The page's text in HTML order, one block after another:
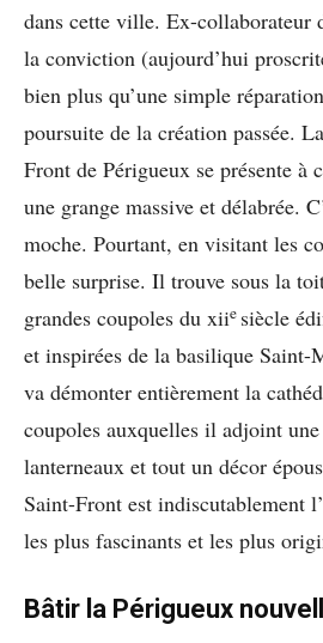
dans cette ville. Ex-
la conviction (aujourd’hui
bien plus qu’une simple
poursuite de la création passée.
Front de Périgueux se présente à
une grange massive et délabrée.
moche. Pourtant, en visitant les
belle surprise. Il trouve sous la
grandes coupoles du xiie siècle
et inspirées de la basilique Saint-
va démonter entièrement la
coupoles auxquelles il adjoint
lanterneaux et tout un décor
Saint-Front est indiscutablement
les plus fascinants et les plus
Bâtir la Périgueux